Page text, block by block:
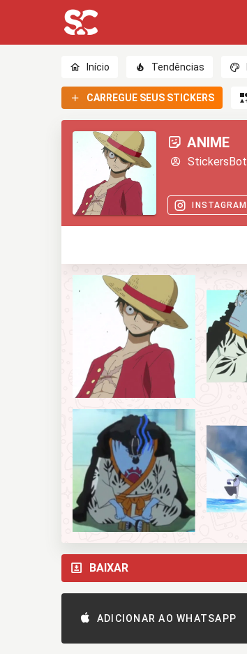
Início Tendências
CARREGUE SEUS STICKERS
ANIME
StickersBot
INSTAGRAM
BAIXAR
ADICIONAR AO WHATSAPP